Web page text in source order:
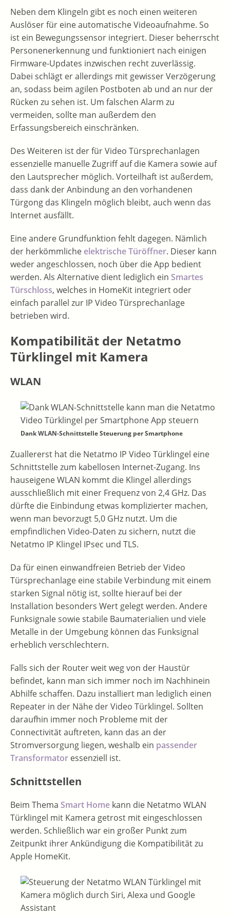
Neben dem Klingeln gibt es noch einen weiteren
Auslöser für eine automatische Videoaufnahme. So
ist ein Bewegungssensor integriert. Dieser beherrscht
Personenerkennung und funktioniert nach einigen
Firmware-Updates inzwischen recht zuverlässig.
Dabei schlägt er allerdings mit gewisser Verzögerung
an, sodass beim agilen Postboten ab und an nur der
Rücken zu sehen ist. Um falschen Alarm zu
vermeiden, sollte man außerdem den
Erfassungsbereich einschränken.
Des Weiteren ist der für Video Türsprechanlagen
essenzielle manuelle Zugriff auf die Kamera sowie auf
den Lautsprecher möglich. Vorteilhaft ist außerdem,
dass dank der Anbindung an den vorhandenen
Türgong das Klingeln möglich bleibt, auch wenn das
Internet ausfällt.
Eine andere Grundfunktion fehlt dagegen. Nämlich
der herkömmliche elektrische Türöffner. Dieser kann
weder angeschlossen, noch über die App bedient
werden. Als Alternative dient lediglich ein Smartes
Türschloss, welches in HomeKit integriert oder
einfach parallel zur IP Video Türsprechanlage
betrieben wird.
Kompatibilität der Netatmo
Türklingel mit Kamera
WLAN
Dank WLAN-Schnittstelle Steuerung per Smartphone
Zuallererst hat die Netatmo IP Video Türklingel eine
Schnittstelle zum kabellosen Internet-Zugang. Ins
hauseigene WLAN kommt die Klingel allerdings
ausschließlich mit einer Frequenz von 2,4 GHz. Das
dürfte die Einbindung etwas komplizierter machen,
wenn man bevorzugt 5,0 GHz nutzt. Um die
empfindlichen Video-Daten zu sichern, nutzt die
Netatmo IP Klingel IPsec und TLS.
Da für einen einwandfreien Betrieb der Video
Türsprechanlage eine stabile Verbindung mit einem
starken Signal nötig ist, sollte hierauf bei der
Installation besonders Wert gelegt werden. Andere
Funksignale sowie stabile Baumaterialien und viele
Metalle in der Umgebung können das Funksignal
erheblich verschlechtern.
Falls sich der Router weit weg von der Haustür
befindet, kann man sich immer noch im Nachhinein
Abhilfe schaffen. Dazu installiert man lediglich einen
Repeater in der Nähe der Video Türklingel. Sollten
daraufhin immer noch Probleme mit der
Connectivität auftreten, kann das an der
Stromversorgung liegen, weshalb ein passender
Transformator essenziell ist.
Schnittstellen
Beim Thema Smart Home kann die Netatmo WLAN
Türklingel mit Kamera getrost mit eingeschlossen
werden. Schließlich war ein großer Punkt zum
Zeitpunkt ihrer Ankündigung die Kompatibilität zu
Apple HomeKit.